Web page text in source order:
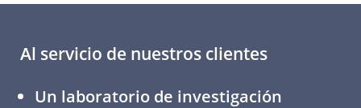
Al servicio de nuestros clientes
Un laboratorio de investigación